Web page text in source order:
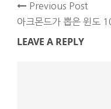
Previous Post
아크몬드가 뽑은 윈도
LEAVE A REPLY